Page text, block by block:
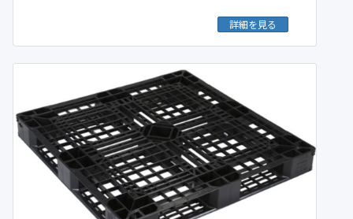
詳細を見る